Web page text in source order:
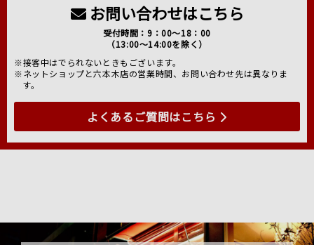
お問い合わせはこちら
受付時間：9：00～18：00
（13:00～14:00を除く）
※接客中はでられないときもございます。
※ネットショップと六本木店の営業時間、お問い合わせ先は異なりま
す。
よくあるご質問はこちら